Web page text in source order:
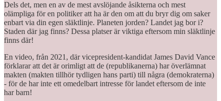
Dels det, men en av de mest avslöjande åsikterna och mest
olämpliga för en politiker att ha är den om att du bryr dig om saker
enbart via din egen släktlinje. Planeten jorden? Landet jag bor i?
Staden där jag finns? Dessa platser är viktiga eftersom min släktlinje
finns där!
En video, från 2021, där vicepresident-kandidat James David Vance
förklarar att det är orimligt att de (republikanerna) har överlämnat
makten (makten tillhör tydligen hans parti) till några (demokraterna)
- för de har inte ett omedelbart intresse för landet eftersom de inte
har barn!